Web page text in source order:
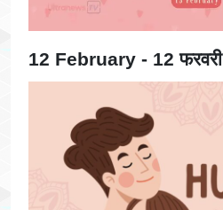
12 February - 12 फरवरी